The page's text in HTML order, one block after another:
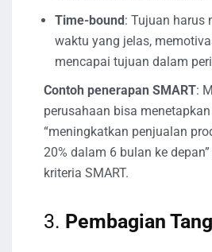
Time-bound: Tujuan harus
waktu yang jelas,
mencapai tujuan dalam
Contoh penerapan SMART:
perusahaan bisa
“meningkatkan penjualan
20% dalam 6 bulan ke
kriteria SMART.
3. Pembagian